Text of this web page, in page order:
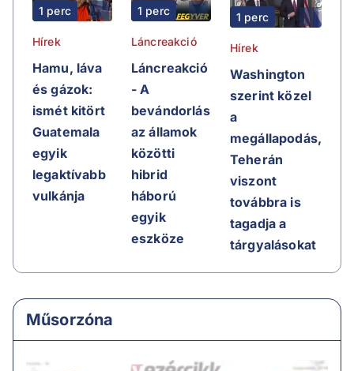
1 perc
Hírek
Hamu, láva
és gázok:
ismét kitört
Guatemala
egyik
legaktívabb
vulkánja
1 perc
Láncreakció
Láncreakció
- A
bevándorlás
az államok
közötti
hibrid
háború
egyik
eszköze
1 perc
Hírek
Washington
szerint közel
a
megállapodás,
Teherán
viszont
továbbra is
tagadja a
tárgyalásokat
Műsorzóna